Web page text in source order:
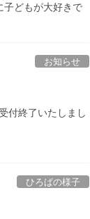
子どもが大好きで
お知らせ
付終了いたしまし
ひろばの様子